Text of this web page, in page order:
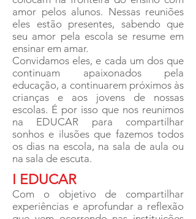
amor pelos alunos. Nessas reuniões
eles estão presentes, sabendo que
seu amor pela escola se resume em
ensinar em amar.
Convidamos eles, e cada um dos que
continuam apaixonados pela
educação, a continuarem próximos às
crianças e aos jovens de nossas
escolas. É por isso que nos reunimos
na EDUCAR para compartilhar
sonhos e ilusões que fazemos todos
os dias na escola, na sala de aula ou
na sala de escuta.
I EDUCAR
Com o objetivo de compartilhar
experiências e aprofundar a reflexão